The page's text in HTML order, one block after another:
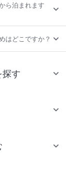
ら泊まれます
はどこですか？
探す